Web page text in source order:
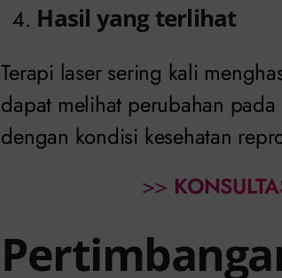
Hasil yang terlihat
Terapi laser sering kali
dapat melihat perubahan
dengan kondisi kesehatan
>>